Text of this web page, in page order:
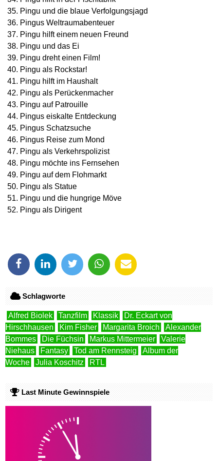
Pingu und die blaue Verfolgungsjagd
Pingus Weltraumabenteuer
Pingu hilft einem neuen Freund
Pingu und das Ei
Pingu dreht einen Film!
Pingu als Rockstar!
Pingu hilft im Haushalt
Pingu als Perückenmacher
Pingu auf Patrouille
Pingus eiskalte Entdeckung
Pingus Schatzsuche
Pingus Reise zum Mond
Pingu als Verkehrspolizist
Pingu möchte ins Fernsehen
Pingu auf dem Flohmarkt
Pingu als Statue
Pingu und die hungrige Möve
Pingu als Dirigent
Schlagworte
Alfred Biolek Tanzfilm Klassik
Dr. Eckart von
Hirschhausen
Kim Fisher Margarita Broich
Alexander
Bommes
Die Füchsin Markus Mittermeier
Valerie
Niehaus
Fantasy Tod am Rennsteig
Album der
Woche
Julia Koschitz RTL
Last Minute Gewinnspiele